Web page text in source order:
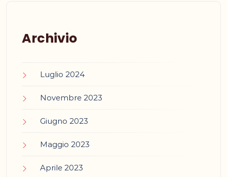
Archivio
Luglio 2024
Novembre 2023
Giugno 2023
Maggio 2023
Aprile 2023